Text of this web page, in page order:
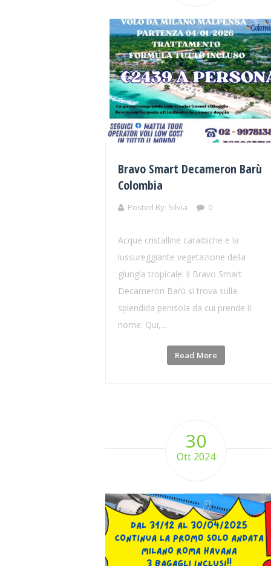
Bravo Smart Decameron Barù
Colombia
Posted By: Silvia 0
Acque cristalline caraibiche e la
lussureggiante vegetazione della
giungla tropicale: il Bravo Smart
Decameron Barù si trova sulla
splendida penisola da cui prende il
nome. Qui,...
Read More
30
Ott 2024